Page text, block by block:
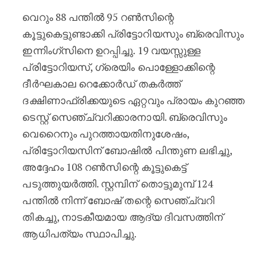
വെറും 88 പന്തിൽ 95 റൺസിന്റെ
കൂട്ടുകെട്ടുണ്ടാക്കി പ്രിട്ടോറിയസും ബ്രെവിസും
ഇന്നിംഗ്‌സിനെ ഉറപ്പിച്ചു. 19 വയസ്സുള്ള
പ്രിട്ടോറിയസ്, ഗ്രെയിം പൊള്ളോക്കിന്റെ
ദീർഘകാല റെക്കോർഡ് തകർത്ത്
ദക്ഷിണാഫ്രിക്കയുടെ ഏറ്റവും പ്രായം കുറഞ്ഞ
ടെസ്റ്റ് സെഞ്ച്വറിക്കാരനായി. ബ്രെവിസും
വെറൈനും പുറത്തായതിനുശേഷം,
പ്രിട്ടോറിയസിന് ബോഷിൽ പിന്തുണ ലഭിച്ചു,
അദ്ദേഹം 108 റൺസിന്റെ കൂട്ടുകെട്ട്
പടുത്തുയർത്തി. സ്റ്റമ്പിന് തൊട്ടുമുമ്പ് 124
പന്തിൽ നിന്ന് ബോഷ് തന്റെ സെഞ്ച്വറി
തികച്ചു, നാടകീയമായ ആദ്യ ദിവസത്തിന്
ആധിപത്യം സ്ഥാപിച്ചു.